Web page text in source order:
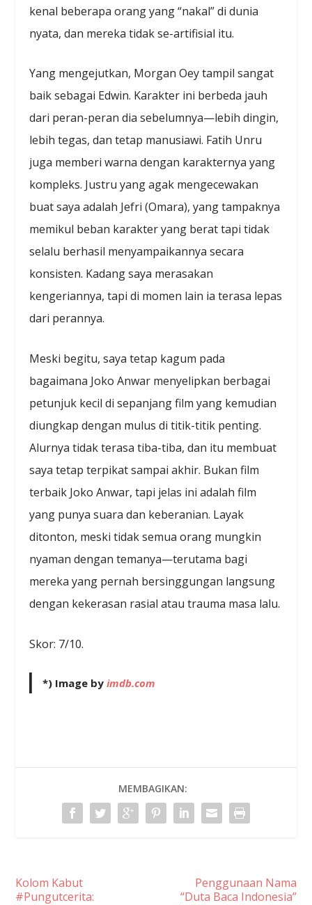
kenal beberapa orang yang “nakal” di dunia
nyata, dan mereka tidak se-artifisial itu.
Yang mengejutkan, Morgan Oey tampil sangat
baik sebagai Edwin. Karakter ini berbeda jauh
dari peran-peran dia sebelumnya—lebih dingin,
lebih tegas, dan tetap manusiawi. Fatih Unru
juga memberi warna dengan karakternya yang
kompleks. Justru yang agak mengecewakan
buat saya adalah Jefri (Omara), yang tampaknya
memikul beban karakter yang berat tapi tidak
selalu berhasil menyampaikannya secara
konsisten. Kadang saya merasakan
kengeriannya, tapi di momen lain ia terasa lepas
dari perannya.
Meski begitu, saya tetap kagum pada
bagaimana Joko Anwar menyelipkan berbagai
petunjuk kecil di sepanjang film yang kemudian
diungkap dengan mulus di titik-titik penting.
Alurnya tidak terasa tiba-tiba, dan itu membuat
saya tetap terpikat sampai akhir. Bukan film
terbaik Joko Anwar, tapi jelas ini adalah film
yang punya suara dan keberanian. Layak
ditonton, meski tidak semua orang mungkin
nyaman dengan temanya—terutama bagi
mereka yang pernah bersinggungan langsung
dengan kekerasan rasial atau trauma masa lalu.
Skor: 7/10.
*) Image byimdb.com
MEMBAGIKAN:
Kolom Kabut
#Pungutcerita:
Penggunaan Nama
“Duta Baca Indonesia”